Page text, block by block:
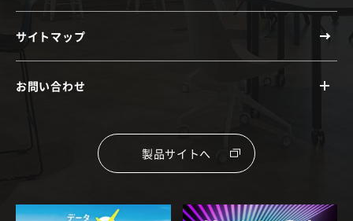
サイトマップ
お問い合わせ
製品サイトへ